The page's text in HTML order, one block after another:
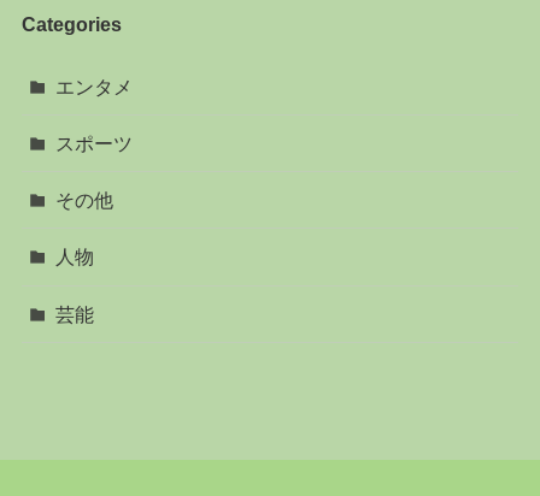
Categories
エンタメ
スポーツ
その他
人物
芸能